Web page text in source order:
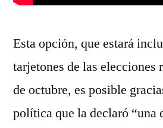
Esta opción, que estará
tarjetones de las elecciones
de octubre, es posible
política que la declaró “una